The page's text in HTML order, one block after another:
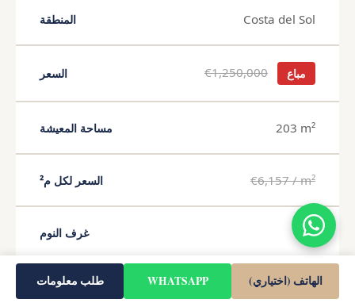
المنطقة Costa del Sol
السعر €1,250,000 مباع
مساحة المعيشة 203 m²
السعر لكل م² €6,157 / m²
غرف النوم 2
الحمامات 1 طلب معلومات WHATSAPP الهاتف (اختياري)